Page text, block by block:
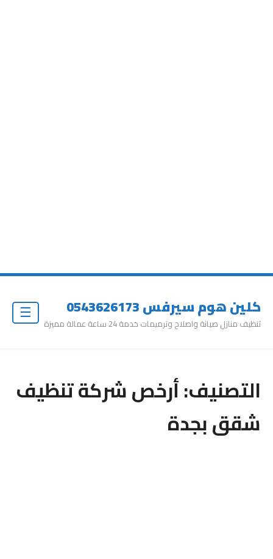
كلين هوم سيرفس 0543626173
تنظيف منازل صيانة واصلاح وترميمات خدمة 24 ساعة عمالة مميزة
التصنيف:أرخص شركة تنظيف
شقق بجدة